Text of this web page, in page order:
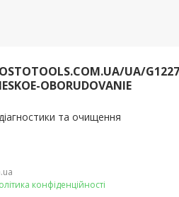
UA/
OBORUDOVANIE
та очищення
конфіденційності